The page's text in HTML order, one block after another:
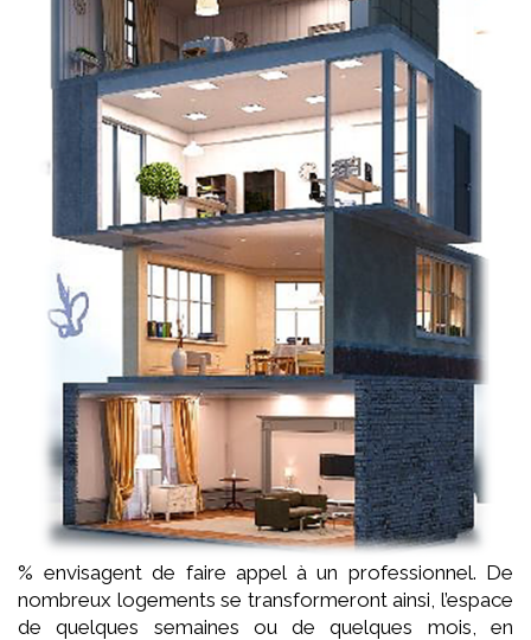
% envisagent de faire appel à un professionnel. De
nombreux logements se transformeront ainsi, l’espace
de quelques semaines ou de quelques mois, en